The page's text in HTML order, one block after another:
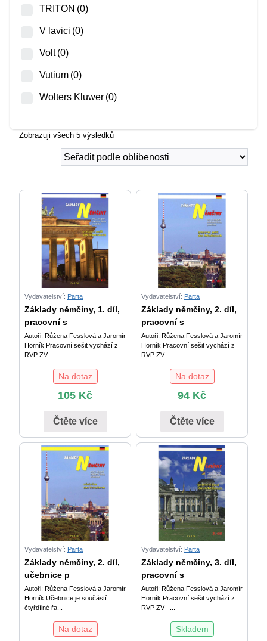
TRITON (0)
V lavici (0)
Volt (0)
Vutium (0)
Wolters Kluwer (0)
Zobrazuji všech 5 výsledků
Vydavatelství: Parta
Základy němčiny, 1. díl,
pracovní s
Autoři: Růžena Fesslová a Jaromír
Horník Pracovní sešit vychází z
RVP ZV –...
Na dotaz
105 Kč
Čtěte více
Vydavatelství: Parta
Základy němčiny, 2. díl,
pracovní s
Autoři: Růžena Fesslová a Jaromír
Horník Pracovní sešit vychází z
RVP ZV –...
Na dotaz
94 Kč
Čtěte více
Vydavatelství: Parta
Základy němčiny, 2. díl,
učebnice p
Autoři: Růžena Fesslová a Jaromír
Horník Učebnice je součástí
čtyřdílné řa...
Na dotaz
Vydavatelství: Parta
Základy němčiny, 3. díl,
pracovní s
Autoři: Růžena Fesslová a Jaromír
Horník Pracovní sešit vychází z
RVP ZV –...
Skladem